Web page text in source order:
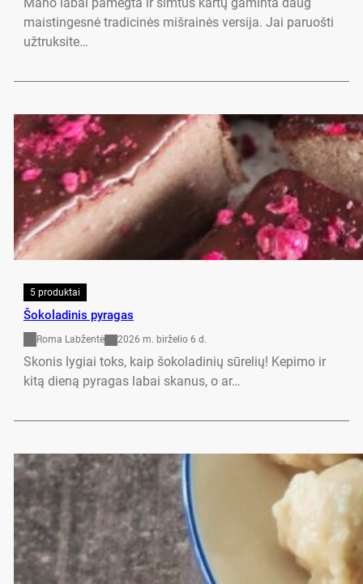
maistingesnė tradicinės mišrainės versija. Jai paruošti
užtruksite…
5 produktai
Šokoladinis pyragas
Roma Labžentė 2026 m. birželio 6 d.
Skonis lygiai toks, kaip šokoladinių sūrelių! Kepimo ir
kitą dieną pyragas labai skanus, o ar…